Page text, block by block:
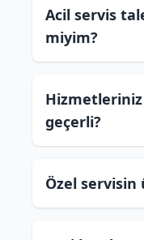
Acil servis
miyim?
geçerli?
Özel servisin